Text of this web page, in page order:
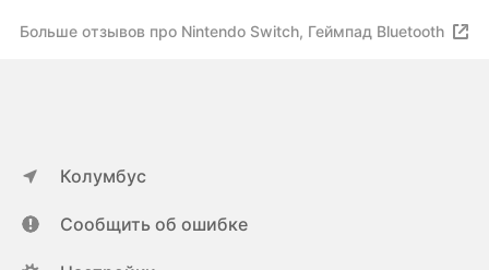
Больше отзывов про Nintendo Switch, Геймпад Bluetooth
Колумбус
Сообщить об ошибке